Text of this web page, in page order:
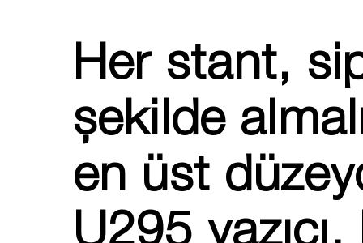
Her stant,
şekilde
en üst